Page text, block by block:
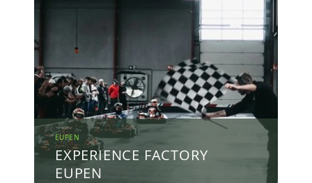
EUPEN
EXPERIENCE FACTORY
EUPEN